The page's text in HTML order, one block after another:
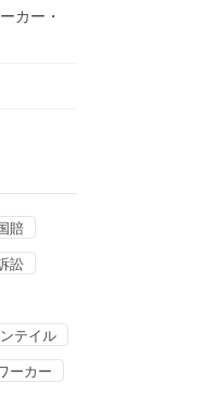
カー・
賠
訟
テイル
ーカー